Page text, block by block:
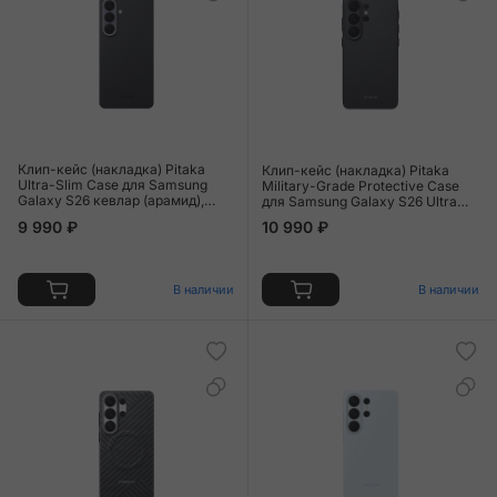
Клип-кейс (накладка) Pitaka
Ultra-Slim Case для Samsung
Galaxy S26 кевлар (арамид),
9 990 ₽
В наличии
Клип-кейс (накладка) Pitaka
Military-Grade Protective Case
для Samsung Galaxy S26 Ultra
(узкая полоска) (PBS2601U)
10 990 ₽
В наличии